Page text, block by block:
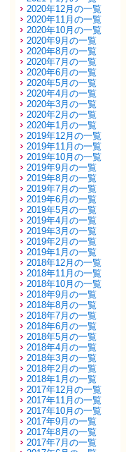
2020年12月の一覧
2020年11月の一覧
2020年10月の一覧
2020年9月の一覧
2020年8月の一覧
2020年7月の一覧
2020年6月の一覧
2020年5月の一覧
2020年4月の一覧
2020年3月の一覧
2020年2月の一覧
2020年1月の一覧
2019年12月の一覧
2019年11月の一覧
2019年10月の一覧
2019年9月の一覧
2019年8月の一覧
2019年7月の一覧
2019年6月の一覧
2019年5月の一覧
2019年4月の一覧
2019年3月の一覧
2019年2月の一覧
2019年1月の一覧
2018年12月の一覧
2018年11月の一覧
2018年10月の一覧
2018年9月の一覧
2018年8月の一覧
2018年7月の一覧
2018年6月の一覧
2018年5月の一覧
2018年4月の一覧
2018年3月の一覧
2018年2月の一覧
2018年1月の一覧
2017年12月の一覧
2017年11月の一覧
2017年10月の一覧
2017年9月の一覧
2017年8月の一覧
2017年7月の一覧